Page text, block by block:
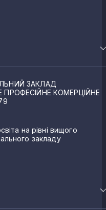
ЗАКЛАД
КОМЕРЦІЙНЕ
на рівні вищого
закладу